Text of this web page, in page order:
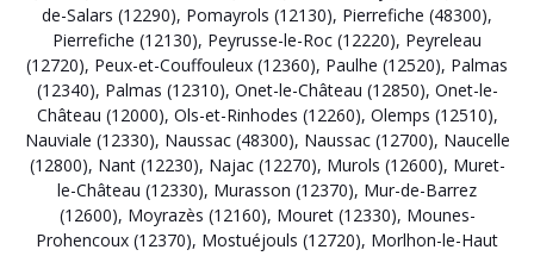
de-Salars (12290), Pomayrols (12130), Pierrefiche (48300),
Pierrefiche (12130), Peyrusse-le-Roc (12220), Peyreleau
(12720), Peux-et-Couffouleux (12360), Paulhe (12520), Palmas
(12340), Palmas (12310), Onet-le-Château (12850), Onet-le-
Château (12000), Ols-et-Rinhodes (12260), Olemps (12510),
Nauviale (12330), Naussac (48300), Naussac (12700), Naucelle
(12800), Nant (12230), Najac (12270), Murols (12600), Muret-
le-Château (12330), Murasson (12370), Mur-de-Barrez
(12600), Moyrazès (12160), Mouret (12330), Mounes-
Prohencoux (12370), Mostuéjouls (12720), Morlhon-le-Haut